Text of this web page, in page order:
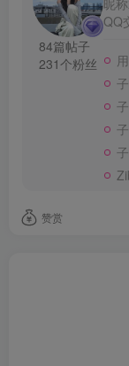
子比主题官网
义HTML配合子比
84篇帖子
231个粉丝
QQ
赞赏